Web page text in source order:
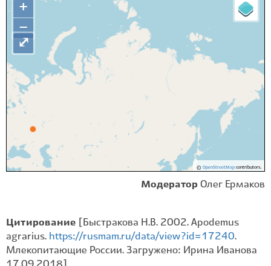
+
−
© OpenStreetMapcontributors.
⤢
Модератор Олег Ермаков
Цитирование
[Быстракова Н.В. 2002. Apodemus
agrarius. https://rusmam.ru/data/view?id=17240.
Млекопитающие России. Загружено: Ирина Иванова